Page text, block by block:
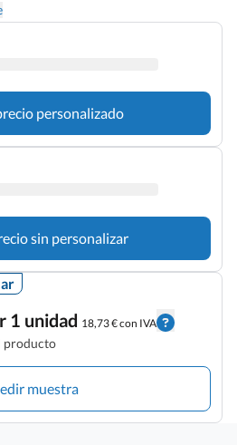
personalizado
sin personalizar
1 unidad 18,73 € con IVA
producto
muestra